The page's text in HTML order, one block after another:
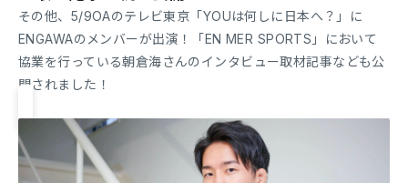
その他、5/9OAのテレビ東京「YOUは何しに日本へ？」に
ENGAWAのメンバーが出演！「EN MER SPORTS」において
協業を行っている朝倉海さんのインタビュー取材記事なども公
開されました！